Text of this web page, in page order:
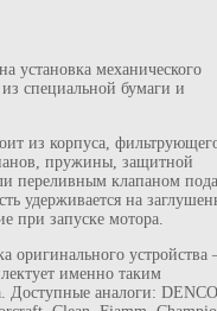
установка механического
специальной бумаги и
из корпуса,
пружины, защитной
переливным клапаном
удерживается на
при запуске мотора.
оригинального
именно таким
Доступные аналоги: